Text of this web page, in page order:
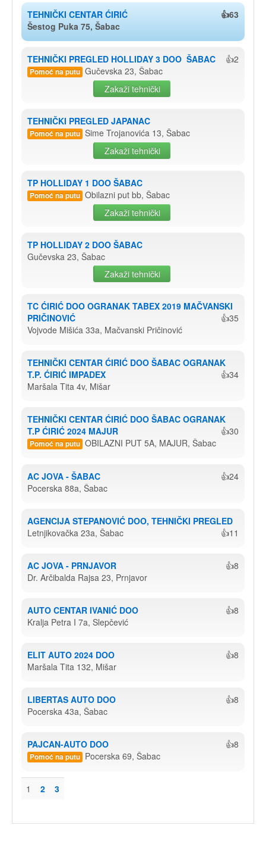
TEHNIČKI CENTAR ĆIRIĆ
👍63
Šestog Puka 75, Šabac
TEHNIČKI PREGLED HOLLIDAY 3 DOO  ŠABAC 👍2
Pomoć na putu Gučevska 23, Šabac
Zakaži tehnički
TEHNIČKI PREGLED JAPANAC
Pomoć na putu Sime Trojanovića 13, Šabac
Zakaži tehnički
TP HOLLIDAY 1 DOO ŠABAC
Pomoć na putu Obilazni put bb, Šabac
Zakaži tehnički
TP HOLLIDAY 2 DOO ŠABAC
Gučevska 23, Šabac
Zakaži tehnički
TC ĆIRIĆ DOO OGRANAK TABEX 2019 MAČVANSKI
PRIČINOVIĆ
👍35
Vojvode Mišića 33a, Mačvanski Pričinović
TEHNIČKI CENTAR ĆIRIĆ DOO ŠABAC OGRANAK
T.P. ĆIRIĆ IMPADEX
👍34
Maršala Tita 4v, Mišar
TEHNIČKI CENTAR ĆIRIĆ DOO ŠABAC OGRANAK
T.P ĆIRIĆ 2024 MAJUR
👍30
Pomoć na putu OBILAZNI PUT 5A, MAJUR, Šabac
AC JOVA - ŠABAC
👍24
Pocerska 88a, Šabac
AGENCIJA STEPANOVIĆ DOO, TEHNIČKI PREGLED
👍11
Letnjikovačka 23a, Šabac
AC JOVA - PRNJAVOR
👍8
Dr. Arčibalda Rajsa 23, Prnjavor
AUTO CENTAR IVANIĆ DOO
👍8
Kralja Petra I 7a, Slepčević
ELIT AUTO 2024 DOO
👍8
Maršala Tita 132, Mišar
LIBERTAS AUTO DOO
👍8
Pocerska 43a, Šabac
PAJCAN-AUTO DOO 👍8
Pomoć na putu Pocerska 69, Šabac
1 2 3